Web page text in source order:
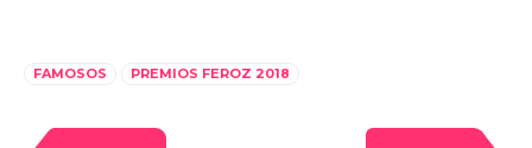
FAMOSOS PREMIOS FEROZ 2018